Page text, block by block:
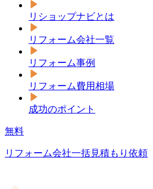
リショップナビとは
リフォーム会社一覧
リフォーム事例
リフォーム費用相場
成功のポイント
無料
リフォーム会社一括見積もり依頼